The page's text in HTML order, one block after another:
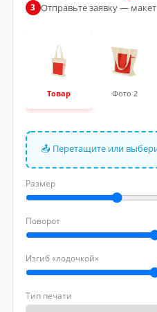
3 Отправьте заявку —
Товар Фото 2
📤 Перетащите или
Размер
Поворот
Изгиб «лодочкой»
Тип печати